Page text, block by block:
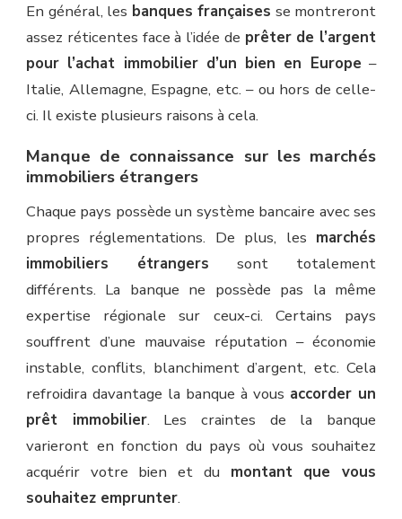
En général, les banques françaises se montreront
assez réticentes face à l’idée de prêter de l’argent
pour l’achat immobilier d’un bien en Europe –
Italie, Allemagne, Espagne, etc. – ou hors de celle-
ci. Il existe plusieurs raisons à cela.
Manque de connaissance sur les marchés
immobiliers étrangers
Chaque pays possède un système bancaire avec ses
propres réglementations. De plus, les marchés
immobiliers étrangers sont totalement
différents. La banque ne possède pas la même
expertise régionale sur ceux-ci. Certains pays
souffrent d’une mauvaise réputation – économie
instable, conflits, blanchiment d’argent, etc. Cela
refroidira davantage la banque à vous accorder un
prêt immobilier. Les craintes de la banque
varieront en fonction du pays où vous souhaitez
acquérir votre bien et du montant que vous
souhaitez emprunter.